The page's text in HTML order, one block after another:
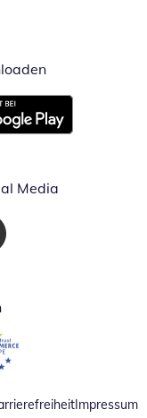
Öffnet in
Fenster
Media
Fenster
in neuem Fenster
in neuem Fenster
Impressum